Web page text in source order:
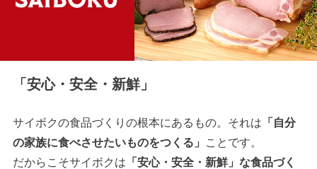
「安心・安全・新鮮」
サイボクの食品づくりの根本にあるもの。それは 「自分
の家族に食べさせたいものをつくる」
ことです。
だからこそサイボクは 「安心・安全・新鮮」な食品づく